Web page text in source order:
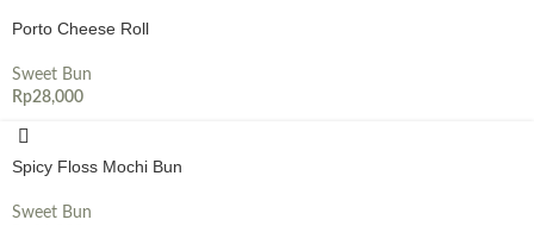
Porto Cheese Roll
Sweet Bun
Rp28,000
Spicy Floss Mochi Bun
Sweet Bun